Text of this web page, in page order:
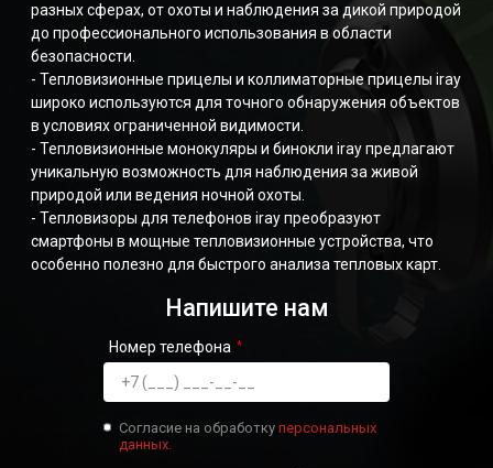
разных сферах, от охоты и наблюдения за дикой природой
до профессионального использования в области
безопасности.
- Тепловизионные прицелы и коллиматорные прицелы iray
широко используются для точного обнаружения объектов
в условиях ограниченной видимости.
- Тепловизионные монокуляры и бинокли iray предлагают
уникальную возможность для наблюдения за живой
природой или ведения ночной охоты.
- Тепловизоры для телефонов iray преобразуют
смартфоны в мощные тепловизионные устройства, что
особенно полезно для быстрого анализа тепловых карт.
Напишите нам
Номер телефона
Согласие на обработку персональных
данных.